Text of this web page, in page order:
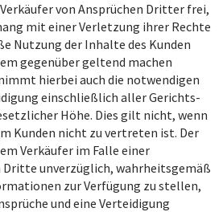
von Ansprüchen Dritter frei,
mit einer Verletzung ihrer Rechte
Nutzung der Inhalte des Kunden
gegenüber geltend machen
hierbei auch die notwendigen
einschließlich aller Gerichts-
Höhe. Dies gilt nicht, wenn
Kunden nicht zu vertreten ist. Der
Verkäufer im Falle einer
Dritte unverzüglich, wahrheitsgemäß
zur Verfügung zu stellen,
und eine Verteidigung